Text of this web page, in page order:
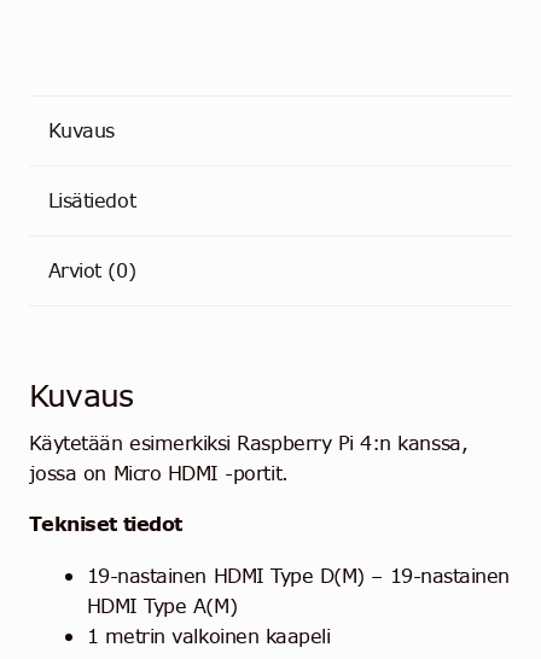
Kuvaus
Lisätiedot
Arviot (0)
Kuvaus
Käytetään esimerkiksi Raspberry Pi 4:n kanssa,
jossa on Micro HDMI -portit.
Tekniset tiedot
19-nastainen HDMI Type D(M) – 19-nastainen
HDMI Type A(M)
1 metrin valkoinen kaapeli